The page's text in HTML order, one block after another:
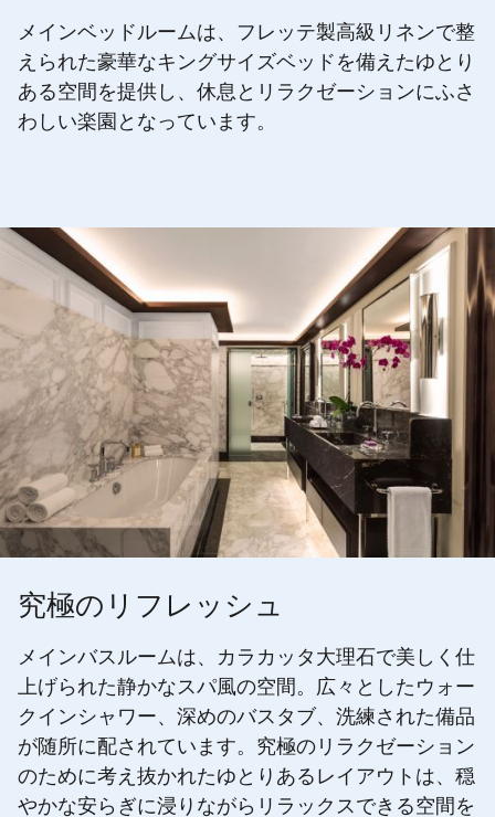
メインベッドルームは、フレッテ製高級リネンで整
えられた豪華なキングサイズベッドを備えたゆとり
ある空間を提供し、休息とリラクゼーションにふさ
わしい楽園となっています。
究極のリフレッシュ
メインバスルームは、カラカッタ大理石で美しく仕
上げられた静かなスパ風の空間。広々としたウォー
クインシャワー、深めのバスタブ、洗練された備品
が随所に配されています。究極のリラクゼーション
のために考え抜かれたゆとりあるレイアウトは、穏
やかな安らぎに浸りながらリラックスできる空間を